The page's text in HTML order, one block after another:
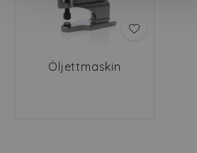
Öljettmaskin